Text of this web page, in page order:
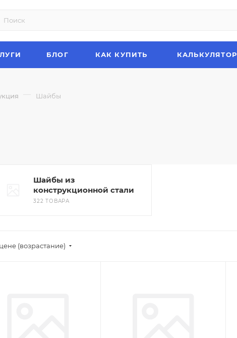
БЛОГ КАК КУПИТЬ КАЛЬКУЛЯТОР
— Шайбы
Шайбы из
конструкционной стали
322 ТОВАРА
(возрастание)